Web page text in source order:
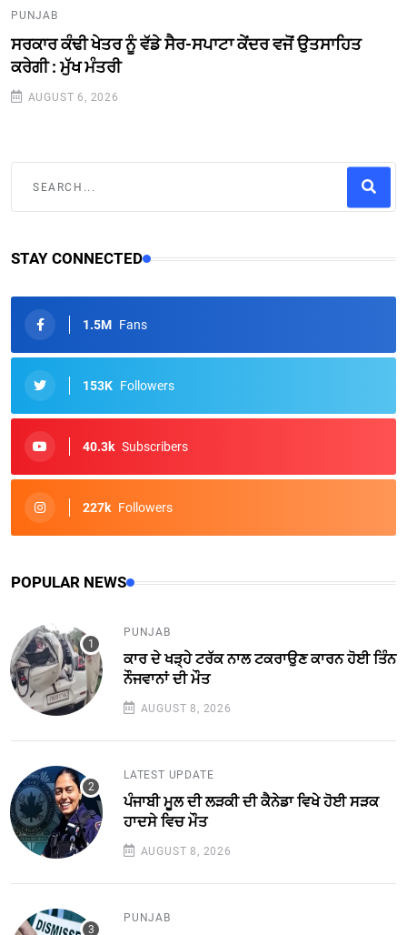
PUNJAB
ਸਰਕਾਰ ਕੰਢੀ ਖੇਤਰ ਨੂੰ ਵੱਡੇ ਸੈਰ-ਸਪਾਟਾ ਕੇਂਦਰ ਵਜੋਂ ਉਤਸਾਹਿਤ
ਕਰੇਗੀ : ਮੁੱਖ ਮੰਤਰੀ
AUGUST 6, 2026
STAY CONNECTED
1.5M Fans
153K Followers
40.3k Subscribers
227k Followers
POPULAR NEWS
PUNJAB
ਕਾਰ ਦੇ ਖੜ੍ਹੇ ਟਰੱਕ ਨਾਲ ਟਕਰਾਉਣ ਕਾਰਨ ਹੋਈ ਤਿੰਨ
ਨੌਜਵਾਨਾਂ ਦੀ ਮੌਤ
AUGUST 8, 2026
LATEST UPDATE
ਪੰਜਾਬੀ ਮੂਲ ਦੀ ਲੜਕੀ ਦੀ ਕੈਨੇਡਾ ਵਿਖੇ ਹੋਈ ਸੜਕ
ਹਾਦਸੇ ਵਿਚ ਮੌਤ
AUGUST 8, 2026
PUNJAB